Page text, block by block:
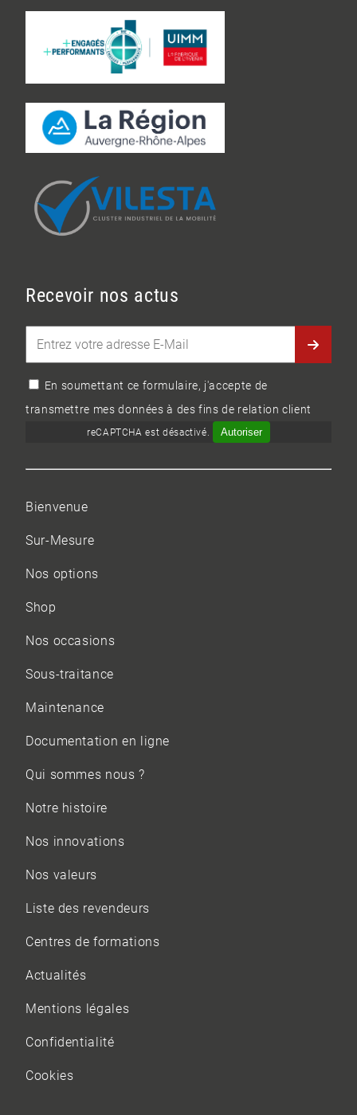
Recevoir nos actus
En soumettant ce formulaire, j'accepte de
transmettre mes données à des fins de relation client
reCAPTCHA est désactivé. Autoriser
Bienvenue
Sur-Mesure
Nos options
Shop
Nos occasions
Sous-traitance
Maintenance
Documentation en ligne
Qui sommes nous ?
Notre histoire
Nos innovations
Nos valeurs
Liste des revendeurs
Centres de formations
Actualités
Mentions légales
Confidentialité
Cookies